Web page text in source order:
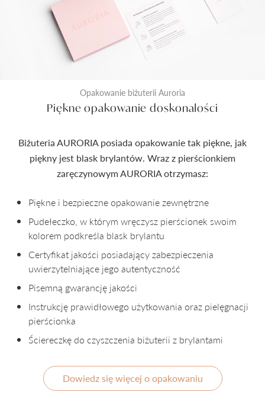
Opakowanie biżuterii Auroria
Piękne opakowanie doskonałości
Biżuteria AURORIA posiada opakowanie tak piękne, jak
piękny jest blask brylantów. Wraz z pierścionkiem
zaręczynowym AURORIA otrzymasz:
Piękne i bezpieczne opakowanie zewnętrzne
Pudełeczko, w którym wręczysz pierścionek swoim
kolorem podkreśla blask brylantu
Certyfikat jakości posiadający zabezpieczenia
uwierzytelniające jego autentyczność
Pisemną gwarancję jakości
Instrukcję prawidłowego użytkowania oraz pielęgnacji
pierścionka
Ściereczkę do czyszczenia biżuterii z brylantami
Dowiedz się więcej o opakowaniu